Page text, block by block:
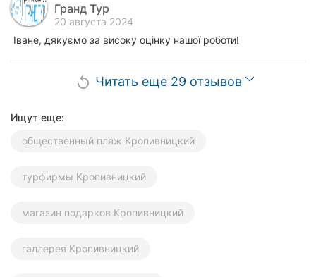
Гранд Тур
20 августа 2024
Іване, дякуємо за високу оцінку нашої роботи!
replay Читать еще 29 отзывов
Ищут еще:
общественный пляж Кропивницкий
турфирмы Кропивницкий
магазин подарков Кропивницкий
галлерея Кропивницкий